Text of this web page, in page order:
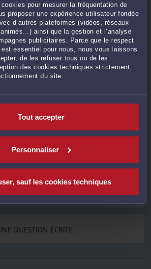
pour mesurer la fréquentation de
proposer une expérience utilisateur fondée
d’autres plateformes (vidéos, réseaux
ainsi que la gestion et l’analyse
publicitaires. Parce que le respect
essentiel pour nous, nous vous laissons
de les refuser tous ou de les
des cookies techniques strictement
du site.
Tout accepter
Personnaliser
sauf les cookies techniques
REFUS D’ACCIDENT DU TRAVAIL / MALADIE
le 14/04/2026
maladie professionnelle refusé(e) ? Voici comment
CPAM (et surtout… dans quels délais). Pourquoi
entraîner : ▪️ moins d’indemnisation ▪️ absence de rente
ME MARIN
RDV EN CABINET
PAR TÉLÉPHONE
QUESTION ÉCRITE